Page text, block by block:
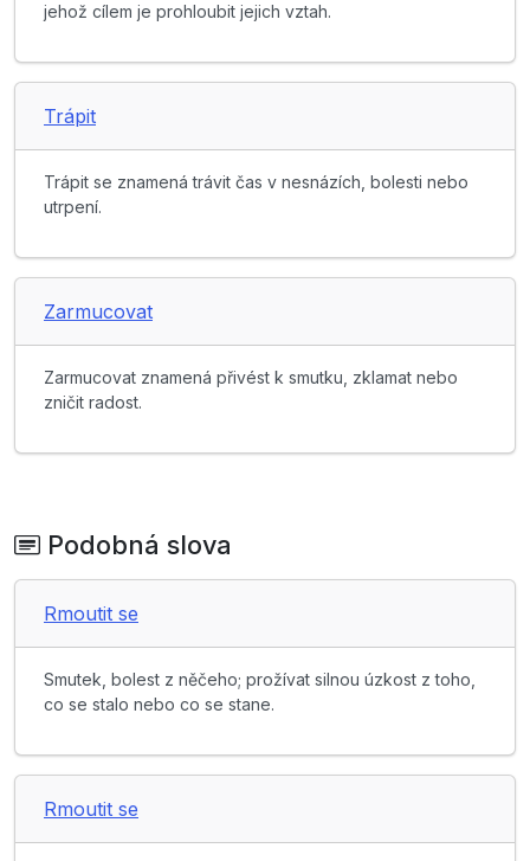
jehož cílem je prohloubit jejich vztah.
Trápit
Trápit se znamená trávit čas v nesnázích, bolesti nebo
utrpení.
Zarmucovat
Zarmucovat znamená přivést k smutku, zklamat nebo
zničit radost.
Podobná slova
Rmoutit se
Smutek, bolest z něčeho; prožívat silnou úzkost z toho,
co se stalo nebo co se stane.
Rmoutit se